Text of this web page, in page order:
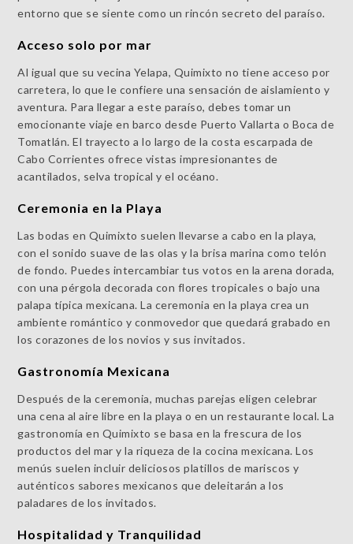
entorno que se siente como un rincón secreto del paraíso.
Acceso solo por mar
Al igual que su vecina Yelapa, Quimixto no tiene acceso por
carretera, lo que le confiere una sensación de aislamiento y
aventura. Para llegar a este paraíso, debes tomar un
emocionante viaje en barco desde Puerto Vallarta o Boca de
Tomatlán. El trayecto a lo largo de la costa escarpada de
Cabo Corrientes ofrece vistas impresionantes de
acantilados, selva tropical y el océano.
Ceremonia en la Playa
Las bodas en Quimixto suelen llevarse a cabo en la playa,
con el sonido suave de las olas y la brisa marina como telón
de fondo. Puedes intercambiar tus votos en la arena dorada,
con una pérgola decorada con flores tropicales o bajo una
palapa típica mexicana. La ceremonia en la playa crea un
ambiente romántico y conmovedor que quedará grabado en
los corazones de los novios y sus invitados.
Gastronomía Mexicana
Después de la ceremonia, muchas parejas eligen celebrar
una cena al aire libre en la playa o en un restaurante local. La
gastronomía en Quimixto se basa en la frescura de los
productos del mar y la riqueza de la cocina mexicana. Los
menús suelen incluir deliciosos platillos de mariscos y
auténticos sabores mexicanos que deleitarán a los
paladares de los invitados.
Hospitalidad y Tranquilidad